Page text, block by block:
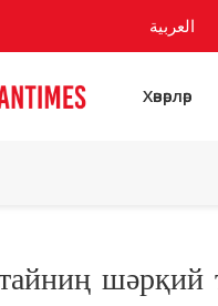
العربية
Хәвәрләр
шәрқий